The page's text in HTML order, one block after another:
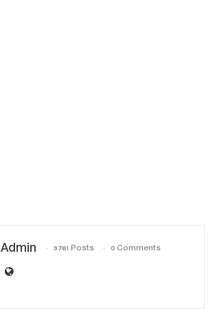
Admin 3761 Posts 0 Comments